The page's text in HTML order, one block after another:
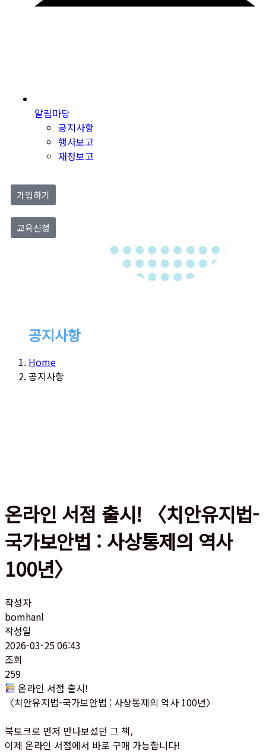
알림마당
공지사항
행사보고
재정보고
가입하기
교육신청
공지사항
Home
공지사항
온라인 서점 출시! 〈치안유지법-
국가보안법 : 사상통제의 역사
100년〉
작성자
bomhanl
작성일
2026-03-25 06:43
조회
259
온라인 서점 출시!
〈치안유지법-국가보안법 : 사상통제의 역사 100년〉
북토크로 먼저 만나보셨던 그 책,
이제 온라인 서점에서 바로 구매 가능합니다!